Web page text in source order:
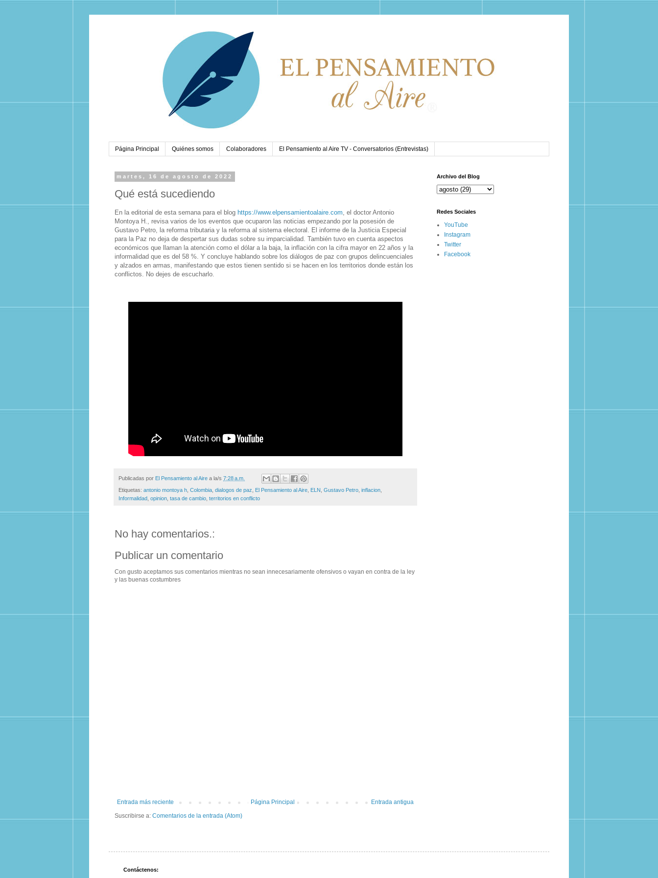
Página Principal Quiénes somos Colaboradores El Pensamiento al Aire TV - Conversatorios (Entrevistas)
martes, 16 de agosto de 2022
Qué está sucediendo
En la editorial de esta semana para el blog https://www.elpensamientoalaire.com, el doctor Antonio
Montoya H., revisa varios de los eventos que ocuparon las noticias empezando por la posesión de
Gustavo Petro, la reforma tributaria y la reforma al sistema electoral. El informe de la Justicia Especial
para la Paz no deja de despertar sus dudas sobre su imparcialidad. También tuvo en cuenta aspectos
económicos que llaman la atención como el dólar a la baja, la inflación con la cifra mayor en 22 años y la
informalidad que es del 58 %. Y concluye hablando sobre los diálogos de paz con grupos delincuenciales
y alzados en armas, manifestando que estos tienen sentido si se hacen en los territorios donde están los
conflictos. No dejes de escucharlo.
Publicadas por El Pensamiento al Aire a la/s 7:28 a.m.
Etiquetas: antonio montoya h Colombia dialogos de paz El Pensamiento al Aire ELN Gustavo Petro inflacion
Informalidad opinion tasa de cambio territorios en conflicto
No hay comentarios.:
Publicar un comentario
Con gusto aceptamos sus comentarios mientras no sean innecesariamente ofensivos o vayan en contra de la ley
y las buenas costumbres
Entrada más reciente Entrada antigua
Página Principal
Suscribirse a: Comentarios de la entrada (Atom)
Archivo del Blog
Redes Sociales
YouTube
Instagram
Twitter
Facebook
Contáctenos: